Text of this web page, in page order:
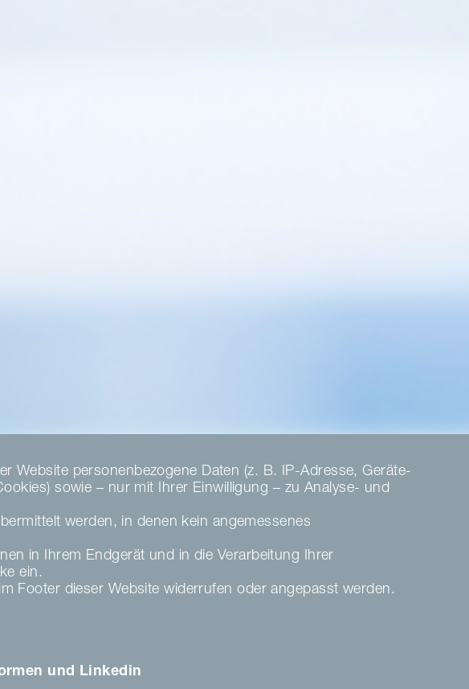
Website personenbezogene Daten (z. B. IP-Adresse, Geräte-
sowie – nur mit Ihrer Einwilligung – zu Analyse- und
werden, in denen kein angemessenes
in Ihrem Endgerät und in die Verarbeitung Ihrer
ein.
Footer dieser Website widerrufen oder angepasst werden.
und Linkedin